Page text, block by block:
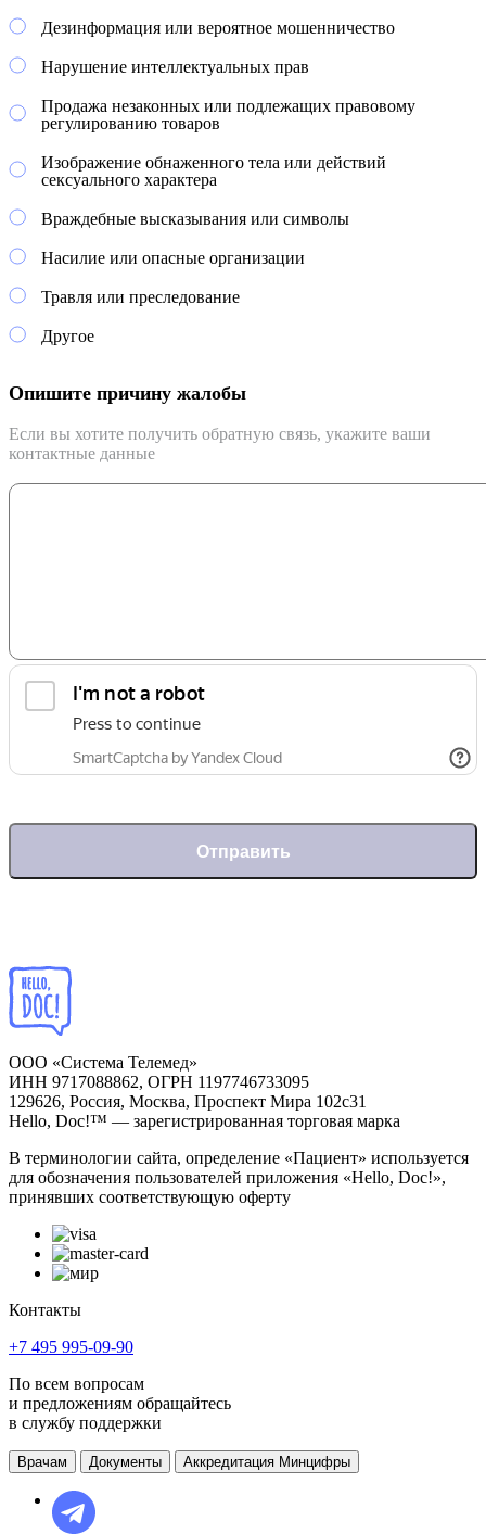
Дезинформация или вероятное мошенничество
Нарушение интеллектуальных прав
Продажа незаконных или подлежащих правовому
регулированию товаров
Изображение обнаженного тела или действий
сексуального характера
Враждебные высказывания или символы
Насилие или опасные организации
Травля или преследование
Другое
Опишите причину жалобы
Если вы хотите получить обратную связь, укажите ваши
контактные данные
Отправить
ООО «Система Телемед»
ИНН 9717088862, ОГРН 1197746733095
129626, Россия, Москва, Проспект Мира 102с31
Hello, Doc!™ — зарегистрированная торговая марка
В терминологии сайта, определение «Пациент» используется
для обозначения пользователей приложения «Hello, Doc!»,
принявших соответствующую оферту
Контакты
+7 495 995-09-90
По всем вопросам
и предложениям обращайтесь
в службу поддержки
Врачам Документы Аккредитация Минцифры